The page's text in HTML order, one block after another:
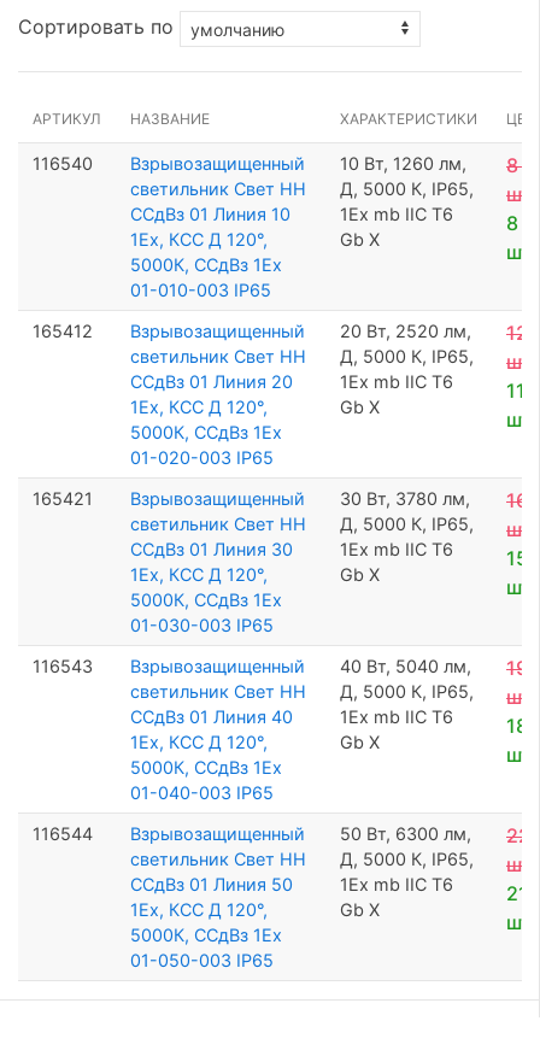
Сортировать по
АРТИКУЛ НАЗВАНИЕ ХАРАКТЕРИСТИКИ
116540
Взрывозащищенный
светильник Свет НН
ССдВз 01 Линия 10
1Ex, КСС Д 120°,
5000К, ССдВз 1Ех
01-010-003 IP65
10 Вт, 1260 лм,
Д, 5000 К, IP65,
1Ех mb IIC T6
Gb X
8
шт
8
шт
165412
Взрывозащищенный
светильник Свет НН
ССдВз 01 Линия 20
1Ex, КСС Д 120°,
5000К, ССдВз 1Ех
01-020-003 IP65
20 Вт, 2520 лм,
Д, 5000 К, IP65,
1Ех mb IIC T6
Gb X
12
шт
11
шт
165421
Взрывозащищенный
светильник Свет НН
ССдВз 01 Линия 30
1Ex, КСС Д 120°,
5000К, ССдВз 1Ех
01-030-003 IP65
30 Вт, 3780 лм,
Д, 5000 К, IP65,
1Ех mb IIC T6
Gb X
16
шт
15
шт
116543
Взрывозащищенный
светильник Свет НН
ССдВз 01 Линия 40
1Ex, КСС Д 120°,
5000К, ССдВз 1Ех
01-040-003 IP65
40 Вт, 5040 лм,
Д, 5000 К, IP65,
1Ех mb IIC T6
Gb X
19
шт
18
шт
116544
Взрывозащищенный
светильник Свет НН
ССдВз 01 Линия 50
1Ex, КСС Д 120°,
5000К, ССдВз 1Ех
01-050-003 IP65
50 Вт, 6300 лм,
Д, 5000 К, IP65,
1Ех mb IIC T6
Gb X
22
шт
21
шт